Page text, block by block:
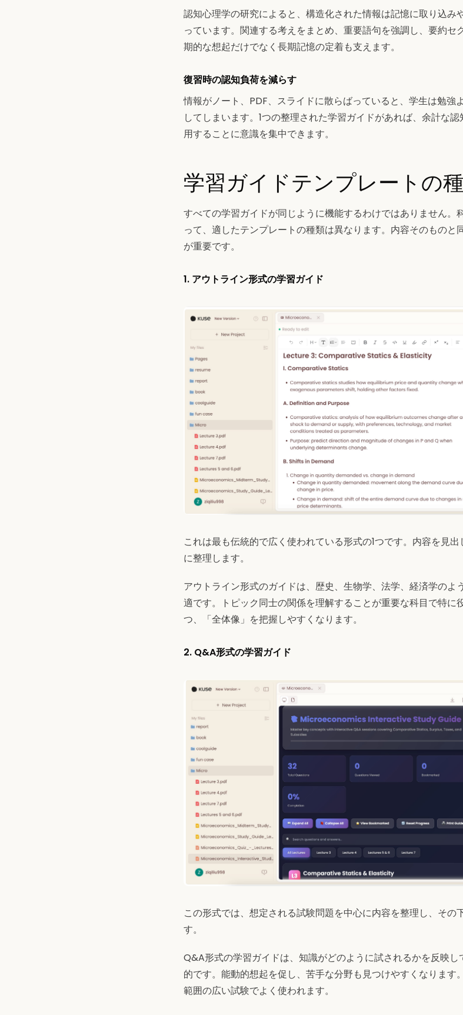
認知心理学の研究によると、構造化された情報は記憶に取り込み
っています。関連する考えをまとめ、重要語句を強調し、要約セ
期的な想起だけでなく長期記憶の定着も支えます。
復習時の認知負荷を減らす
情報がノート、PDF、スライドに散らばっていると、学生は勉強
してしまいます。1つの整理された学習ガイドがあれば、余計な
用することに意識を集中できます。
学習ガイドテンプレートの
すべての学習ガイドが同じように機能するわけではありません。
って、適したテンプレートの種類は異なります。内容そのものと
が重要です。
1. アウトライン形式の学習ガイド
これは最も伝統的で広く使われている形式の1つです。内容を見
に整理します。
アウトライン形式のガイドは、歴史、生物学、法学、経済学のよ
適です。トピック同士の関係を理解することが重要な科目で特に
つ、「全体像」を把握しやすくなります。
2. Q&A形式の学習ガイド
この形式では、想定される試験問題を中心に内容を整理し、その
す。
Q&A形式の学習ガイドは、知識がどのように試されるかを反映
的です。能動的想起を促し、苦手な分野も見つけやすくなります
範囲の広い試験でよく使われます。